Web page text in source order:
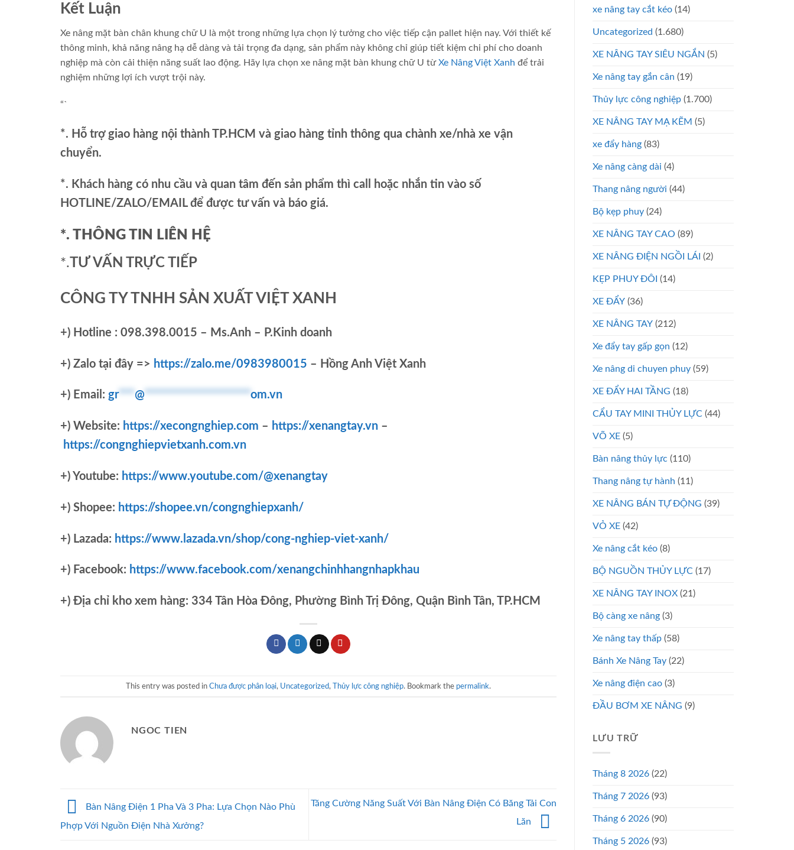
Kết Luận
Xe nâng mặt bàn chân khung chữ U là một trong những lựa chọn lý tưởng cho việc tiếp cận pallet hiện nay. Với thiết kế
thông minh, khả năng nâng hạ dễ dàng và tải trọng đa dạng, sản phẩm này không chỉ giúp tiết kiệm chi phí cho doanh
nghiệp mà còn cải thiện năng suất lao động. Hãy lựa chọn xe nâng mặt bàn khung chữ U từXe Nâng Việt Xanh để trải
nghiệm những lợi ích vượt trội này.
“`
*. Hỗ trợ giao hàng nội thành TP.HCM và giao hàng tỉnh thông qua chành xe/nhà xe vận
chuyển.
*. Khách hàng có nhu cầu và quan tâm đến sản phẩm thì call hoặc nhắn tin vào số
HOTLINE/ZALO/EMAIL để được tư vấn và báo giá.
*. THÔNG TIN LIÊN HỆ
*.TƯ VẤN TRỰC TIẾP
CÔNG TY TNHH SẢN XUẤT VIỆT XANH
+) Hotline : 098.398.0015 – Ms.Anh – P.Kinh doanh
+) Zalo tại đây => https://zalo.me/0983980015 – Hồng Anh Việt Xanh
+) Email: gr***@********************om.vn
+) Website: https://xecongnghiep.com – https://xenangtay.vn –
https://congnghiepvietxanh.com.vn
+) Youtube: https://www.youtube.com/@xenangtay
+) Shopee: https://shopee.vn/congnghiepxanh/
+) Lazada: https://www.lazada.vn/shop/cong-nghiep-viet-xanh/
+) Facebook: https://www.facebook.com/xenangchinhhangnhapkhau
+) Địa chỉ kho xem hàng: 334 Tân Hòa Đông, Phường Bình Trị Đông, Quận Bình Tân, TP.HCM
This entry was posted in Chưa được phân loại, Uncategorized, Thủy lực công nghiệp. Bookmark the permalink.
NGOC TIEN
Bàn Nâng Điện 1 Pha Và 3 Pha: Lựa Chọn Nào Phù
Phợp Với Nguồn Điện Nhà Xưởng?
Tăng Cường Năng Suất Với Bàn Nâng Điện Có Băng Tải Con
Lăn
xe nâng tay cắt kéo (14)
Uncategorized (1.680)
XE NÂNG TAY SIÊU NGẮN (5)
Xe nâng tay gắn cân (19)
Thủy lực công nghiệp (1.700)
XE NÂNG TAY MẠ KẼM (5)
xe đẩy hàng (83)
Xe nâng càng dài (4)
Thang nâng người (44)
Bộ kẹp phuy (24)
XE NÂNG TAY CAO (89)
XE NÂNG ĐIỆN NGỒI LÁI (2)
KẸP PHUY ĐÔI (14)
XE ĐẨY (36)
XE NÂNG TAY (212)
Xe đẩy tay gấp gọn (12)
Xe nâng di chuyen phuy (59)
XE ĐẨY HAI TẦNG (18)
CẨU TAY MINI THỦY LỰC (44)
VÕ XE (5)
Bàn nâng thủy lực (110)
Thang nâng tự hành (11)
XE NÂNG BÁN TỰ ĐỘNG (39)
VỎ XE (42)
Xe nâng cắt kéo (8)
BỘ NGUỒN THỦY LỰC (17)
XE NÂNG TAY INOX (21)
Bộ càng xe nâng (3)
Xe nâng tay thấp (58)
Bánh Xe Nâng Tay (22)
Xe nâng điện cao (3)
ĐẦU BƠM XE NÂNG (9)
LƯU TRỮ
Tháng 8 2026 (22)
Tháng 7 2026 (93)
Tháng 6 2026 (90)
Tháng 5 2026 (93)